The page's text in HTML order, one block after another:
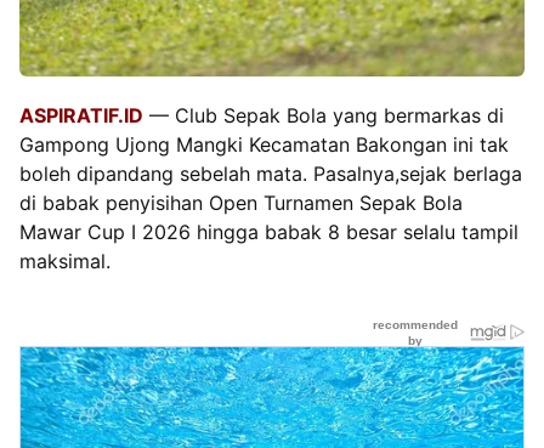
ASPIRATIF.ID — Club Sepak Bola yang bermarkas di
Gampong Ujong Mangki Kecamatan Bakongan ini tak
boleh dipandang sebelah mata. Pasalnya,sejak berlaga
di babak penyisihan Open Turnamen Sepak Bola
Mawar Cup I 2026 hingga babak 8 besar selalu tampil
maksimal.